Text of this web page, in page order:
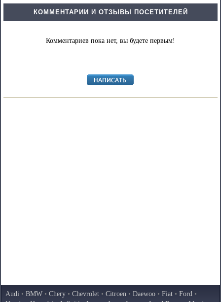
КОММЕНТАРИИ И ОТЗЫВЫ ПОСЕТИТЕЛЕЙ
Комментариев пока нет, вы будете первым!
Audi • BMW • Chery • Chevrolet • Citroen • Daewoo • Fiat • Ford •